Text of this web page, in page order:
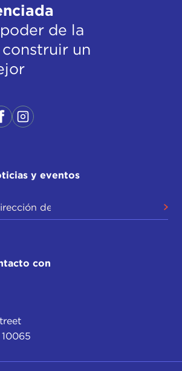
de la
un
y eventos
con